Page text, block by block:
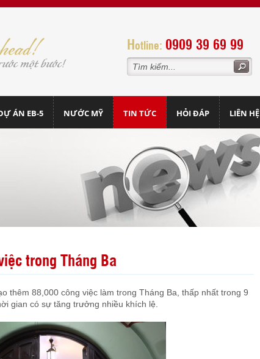
Hotline: 0909 39 69 99
ÁN EB-5 NƯỚC MỸ TIN TỨC HỎI ĐÁP LIÊN HỆ
trong Tháng Ba
thêm 88,000 công việc làm trong Tháng Ba, thấp nhất trong 9
gian có sự tăng trưởng nhiều khích lệ.